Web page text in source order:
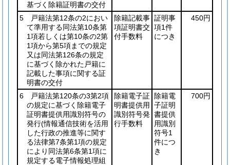
基づく除籍証明書の交付
5 戸籍法第12条の2におい
て準用する同法第10条第
1項若しくは第10条の2第
1項から第5項までの規定
又は同法第126条の規定
に基づく除かれた戸籍に
記載した事項に関する証
明書の交付
除籍記載事
項証明書交
付手数料
証明事
項1件
につき
450円
6 戸籍法第120条の3第2項
の規定に基づく除籍電子
証明書提供用識別符号の
発行(情報通信技術を活用
した行政の推進等に関す
る法律第7条第1項の規定
により同法第6条第1項に
規定する電子情報処理組
除籍電子証
明書提供用
識別符号発
行手数料
除籍電
子証明
書提供
用識別
符号1
件につ
き
700円